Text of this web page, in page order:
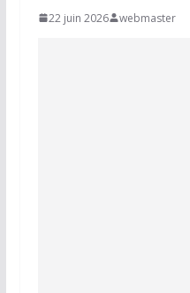
22 juin 2026 webmaster